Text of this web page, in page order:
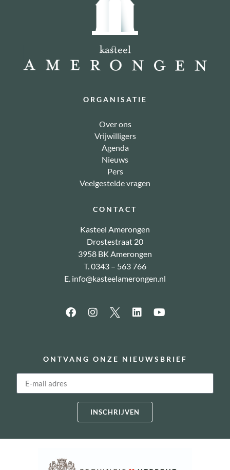
ORGANISATIE
Over ons
Vrijwilligers
Agenda
Nieuws
Pers
Veelgestelde vragen
CONTACT
Kasteel Amerongen
Drostestraat 20
3958 BK Amerongen
T. 0343 – 563 766
E. info@kasteelamerongen.nl
ONTVANG ONZE NIEUWSBRIEF
INSCHRIJVEN